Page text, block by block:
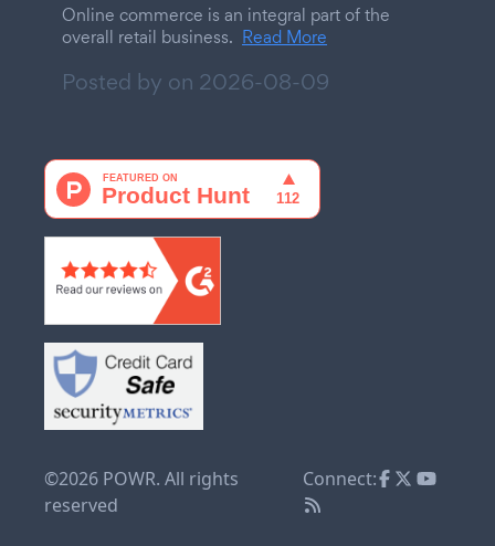
Online commerce is an integral part of the
overall retail business. Read More
Posted by on 2026-08-09
©2026 POWR. All rights
reserved
Connect: